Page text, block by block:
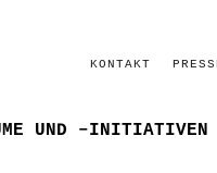
KONTAKT
UND –INITIATIVEN